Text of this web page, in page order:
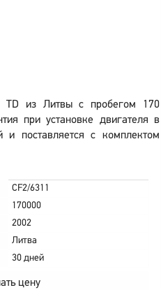
TD из Литвы с пробегом 170
при установке двигателя в
поставляется с комплектом
CF2/6311
170000
2002
Литва
30 дней
цену